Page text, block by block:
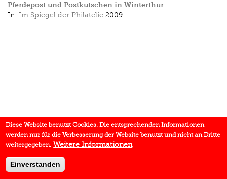
Pferdepost und Postkutschen in Winterthur
In: Im Spiegel der Philatelie 2009.
Diese Website benutzt Cookies. Die entsprechenden Informationen
werden nur für die Verbesserung der Website benutzt und nicht an Dritte
weitergegeben. Weitere Informationen
Einverstanden